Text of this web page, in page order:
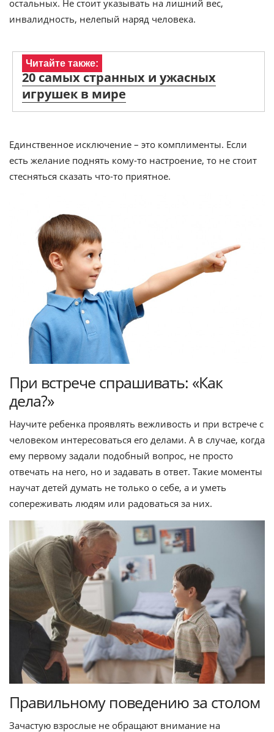
остальных. Не стоит указывать на лишний вес,
инвалидность, нелепый наряд человека.
Читайте также:
20 самых странных и ужасных
игрушек в мире
Единственное исключение – это комплименты. Если
есть желание поднять кому-то настроение, то не стоит
стесняться сказать что-то приятное.
При встрече спрашивать: «Как
дела?»
Научите ребенка проявлять вежливость и при встрече с
человеком интересоваться его делами. А в случае, когда
ему первому задали подобный вопрос, не просто
отвечать на него, но и задавать в ответ. Такие моменты
научат детей думать не только о себе, а и уметь
сопереживать людям или радоваться за них.
Правильному поведению за столом
Зачастую взрослые не обращают внимание на